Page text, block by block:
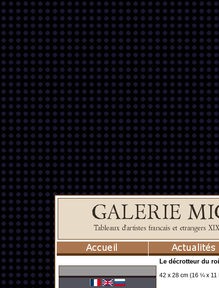
Le décrotteur du
42 x 28 cm (16 ¼ x 11